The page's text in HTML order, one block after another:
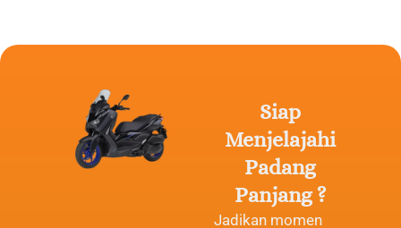
Siap
Menjelajahi
Padang
Panjang?
Jadikan momen